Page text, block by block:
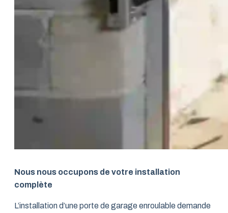
Nous nous occupons de votre installation
complète
L’installation d’une porte de garage enroulable demande